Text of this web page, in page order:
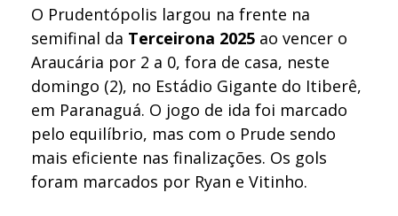
O Prudentópolis largou na frente na
semifinal da Terceirona 2025 ao vencer o
Araucária por 2 a 0, fora de casa, neste
domingo (2), no Estádio Gigante do Itiberê,
em Paranaguá. O jogo de ida foi marcado
pelo equilíbrio, mas com o Prude sendo
mais eficiente nas finalizações. Os gols
foram marcados por Ryan e Vitinho.